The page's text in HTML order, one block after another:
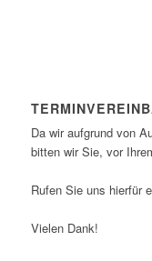
Da wir aufgrund von
bitten wir Sie, vor
Rufen Sie uns hierfür
Vielen Dank!